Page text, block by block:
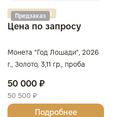
Золотая карта
Предзаказ
Цена по запросу
Монета "Год Лошади", 2026
г., Золото, 3,11 гр., проба
50 000 ₽
50 500 ₽
Подробнее